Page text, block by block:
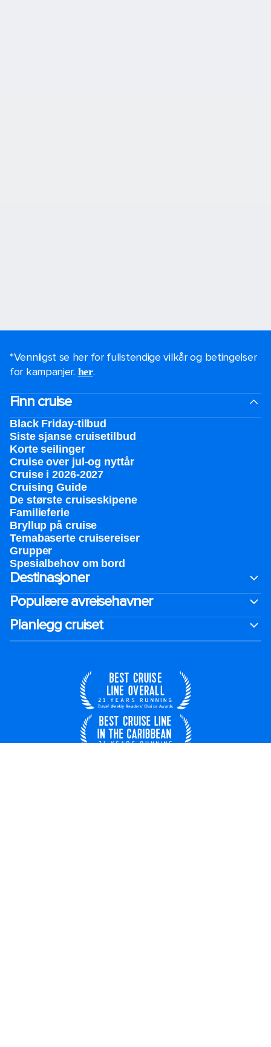
*Vennligst se her for fullstendige vilkår og betingelser
for kampanjer. her.
Finn cruise
Black Friday-tilbud
Siste sjanse cruisetilbud
Korte seilinger
Cruise over jul-og nyttår
Cruise i 2026-2027
Cruising Guide
De største cruiseskipene
Familieferie
Bryllup på cruise
Temabaserte cruisereiser
Grupper
Spesialbehov om bord
Destinasjoner
Populære avreisehavner
Planlegg cruiset